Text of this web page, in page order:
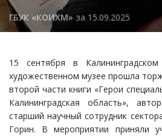
ГБУК «КОИХМ» за 15.09.2025
15 сентября в
художественном музее прошла
второй части книги «Герои
Калининградская область»,
старший научный сотрудник
Горин. В мероприятии приняли